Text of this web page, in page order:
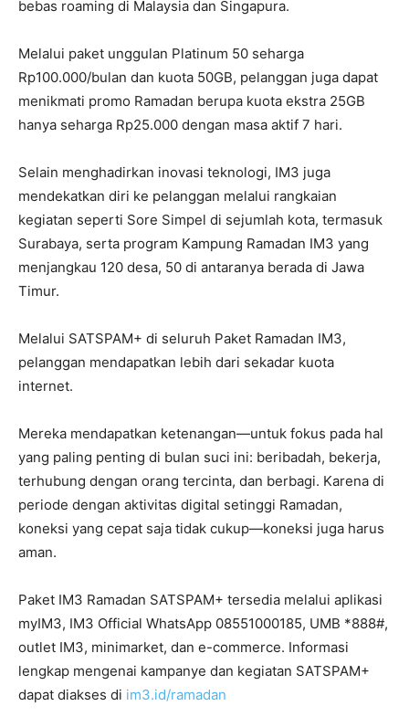
bebas roaming di Malaysia dan Singapura.
Melalui paket unggulan Platinum 50 seharga
Rp100.000/bulan dan kuota 50GB, pelanggan juga dapat
menikmati promo Ramadan berupa kuota ekstra 25GB
hanya seharga Rp25.000 dengan masa aktif 7 hari.
Selain menghadirkan inovasi teknologi, IM3 juga
mendekatkan diri ke pelanggan melalui rangkaian
kegiatan seperti Sore Simpel di sejumlah kota, termasuk
Surabaya, serta program Kampung Ramadan IM3 yang
menjangkau 120 desa, 50 di antaranya berada di Jawa
Timur.
Melalui SATSPAM+ di seluruh Paket Ramadan IM3,
pelanggan mendapatkan lebih dari sekadar kuota
internet.
Mereka mendapatkan ketenangan—untuk fokus pada hal
yang paling penting di bulan suci ini: beribadah, bekerja,
terhubung dengan orang tercinta, dan berbagi. Karena di
periode dengan aktivitas digital setinggi Ramadan,
koneksi yang cepat saja tidak cukup—koneksi juga harus
aman.
Paket IM3 Ramadan SATSPAM+ tersedia melalui aplikasi
myIM3, IM3 Official WhatsApp 08551000185, UMB *888#,
outlet IM3, minimarket, dan e-commerce. Informasi
lengkap mengenai kampanye dan kegiatan SATSPAM+
dapat diakses di im3.id/ramadan